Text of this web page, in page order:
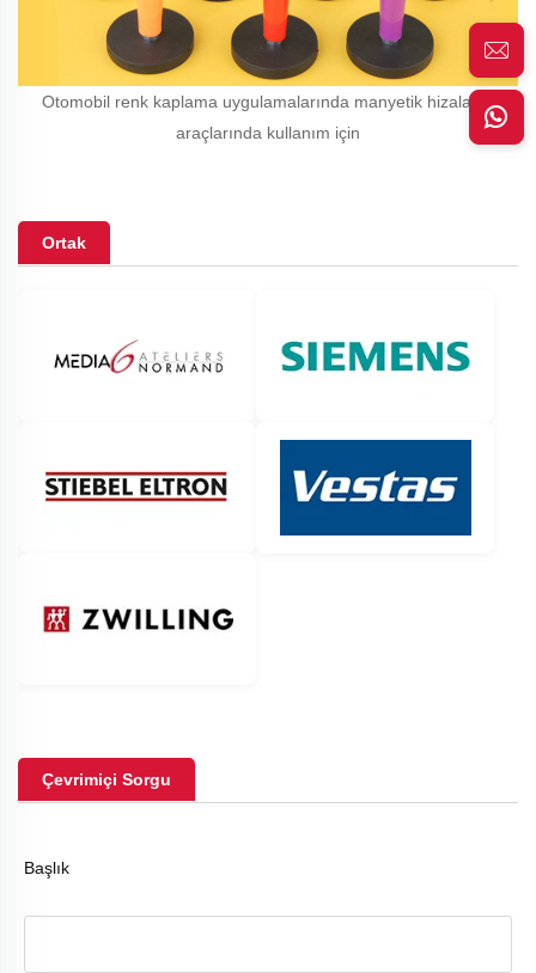
Otomobil renk kaplama uygulamalarında manyetik hizalama
araçlarında kullanım için
Ortak
Çevrimiçi Sorgu
Başlık